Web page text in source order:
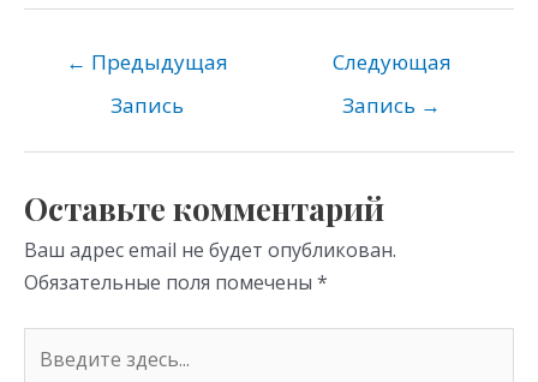
o
kl
as
ni
ki
gr
a
m p
← Предыдущая
Запись
Следующая
Запись →
Оставьте комментарий
Ваш адрес email не будет опубликован.
Обязательные поля помечены *
здесь...